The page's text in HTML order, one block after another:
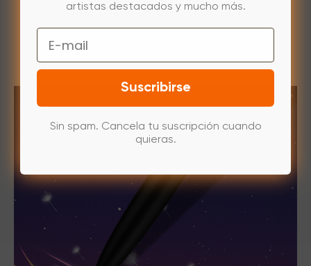
artistas destacados y mucho más.
Email
Suscribirse
Sin spam. Cancela tu suscripción cuando
quieras.